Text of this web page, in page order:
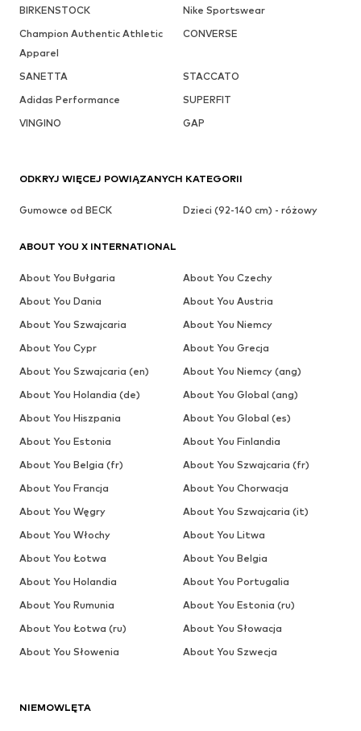
BIRKENSTOCK
Nike Sportswear
Champion Authentic Athletic
Apparel
CONVERSE
SANETTA
STACCATO
Adidas Performance
SUPERFIT
VINGINO
GAP
NIEMOWLĘTA
ODKRYJ WIĘCEJ POWIĄZANYCH KATEGORII
Gumowce od BECK Dzieci (92-140 cm) - różowy
ABOUT YOU X INTERNATIONAL
About You Bułgaria
About You Czechy
About You Dania
About You Austria
About You Szwajcaria
About You Niemcy
About You Cypr
About You Grecja
About You Szwajcaria (en)
About You Niemcy (ang)
About You Holandia (de)
About You Global (ang)
About You Hiszpania
About You Global (es)
About You Estonia
About You Finlandia
About You Belgia (fr)
About You Szwajcaria (fr)
About You Francja
About You Chorwacja
About You Węgry
About You Szwajcaria (it)
About You Włochy
About You Litwa
About You Łotwa
About You Belgia
About You Holandia
About You Portugalia
About You Rumunia
About You Estonia (ru)
About You Łotwa (ru)
About You Słowacja
About You Słowenia
About You Szwecja